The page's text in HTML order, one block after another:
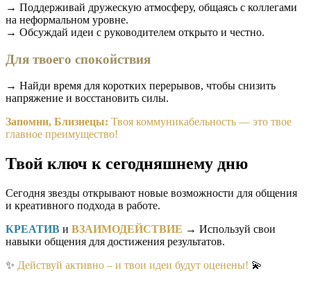
→ Поддерживай дружескую атмосферу, общаясь с коллегами
на неформальном уровне.
→ Обсуждай идеи с руководителем открыто и честно.
Для твоего спокойствия
→ Найди время для коротких перерывов, чтобы снизить
напряжение и восстановить силы.
Запомни, Близнецы: Твоя коммуникабельность — это твое
главное преимущество!
Твой ключ к сегодняшнему дню
Сегодня звезды открывают новые возможности для общения
и креативного подхода в работе.
КРЕАТИВ и ВЗАИМОДЕЙСТВИЕ → Используй свои
навыки общения для достижения результатов.
✨ Действуй активно – и твои идеи будут оценены! 💫